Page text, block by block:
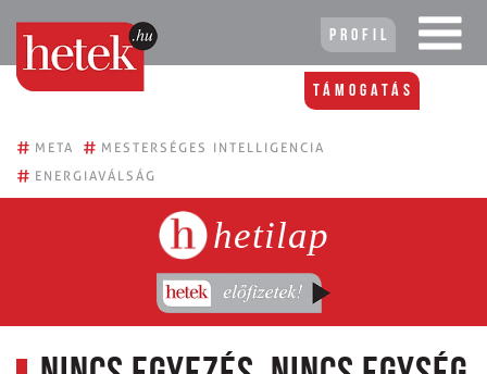
Profil
Támogatás
# META # MESTERSÉGES INTELLIGENCIA
# ENERGIAVÁLSÁG
hetilap